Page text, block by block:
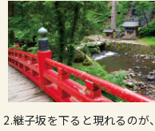
2.継子坂を下ると現れるの